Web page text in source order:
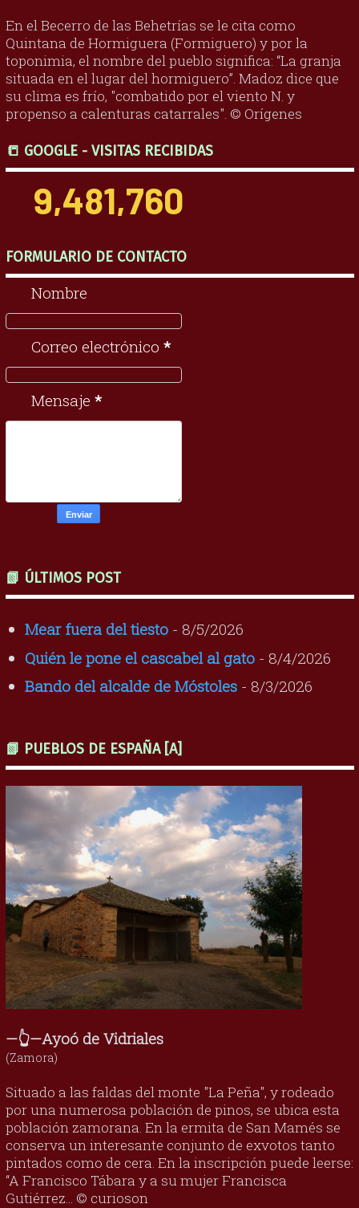
En el Becerro de las Behetrías se le cita como
Quintana de Hormiguera (Formiguero) y por la
toponimia, el nombre del pueblo significa: “La granja
situada en el lugar del hormiguero”. Madoz dice que
su clima es frío, "combatido por el viento N. y
propenso a calenturas catarrales". © Orígenes
📒 GOOGLE - VISITAS RECIBIDAS
9,481,760
FORMULARIO DE CONTACTO
Nombre
Correo electrónico *
Mensaje *
📗 ÚLTIMOS POST
Mear fuera del tiesto- 8/5/2026
Quién le pone el cascabel al gato- 8/4/2026
Bando del alcalde de Móstoles- 8/3/2026
📗 PUEBLOS DE ESPAÑA [A]
—👆—Ayoó de Vidriales
(Zamora)
Situado a las faldas del monte "La Peña", y rodeado
por una numerosa población de pinos, se ubica esta
población zamorana. En la ermita de San Mamés se
conserva un interesante conjunto de exvotos tanto
pintados como de cera. En la inscripción puede leerse:
“A Francisco Tábara y a su mujer Francisca
Gutiérrez... © curioson